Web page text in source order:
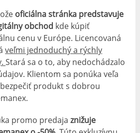
oficiálna stránka predstavuje
obchod kde kúpiť
cenu v Európe. Licencovaná
veľmi jednoduchý a rýchly
Stará sa o to, aby nedochádzalo
Klientom sa ponúka veľa
produkt s dobrou
promo predajaznižuje